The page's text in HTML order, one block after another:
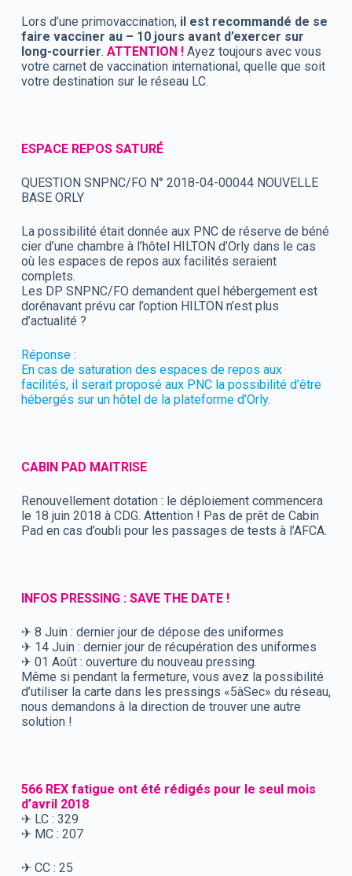
Lors d’une primovaccination, il est recommandé de se
faire vacciner au – 10 jours avant d’exercer sur
long-courrier. ATTENTION ! Ayez toujours avec vous
votre carnet de vaccination international, quelle que soit
votre destination sur le réseau LC.
ESPACE REPOS SATURÉ
QUESTION SNPNC/FO N° 2018-04-00044 NOUVELLE
BASE ORLY
La possibilité était donnée aux PNC de réserve de béné
cier d’une chambre à l’hôtel HILTON d’Orly dans le cas
où les espaces de repos aux facilités seraient
complets.
Les DP SNPNC/FO demandent quel hébergement est
dorénavant prévu car l’option HILTON n’est plus
d’actualité ?
Réponse :
En cas de saturation des espaces de repos aux
facilités, il serait proposé aux PNC la possibilité d’être
hébergés sur un hôtel de la plateforme d’Orly.
CABIN PAD MAITRISE
Renouvellement dotation : le déploiement commencera
le 18 juin 2018 à CDG. Attention ! Pas de prêt de Cabin
Pad en cas d’oubli pour les passages de tests à l’AFCA.
INFOS PRESSING : SAVE THE DATE !
✈ 8 Juin : dernier jour de dépose des uniformes
✈ 14 Juin : dernier jour de récupération des uniformes
✈ 01 Août : ouverture du nouveau pressing.
Même si pendant la fermeture, vous avez la possibilité
d’utiliser la carte dans les pressings «5àSec» du réseau,
nous demandons à la direction de trouver une autre
solution !
566 REX fatigue ont été rédigés pour le seul mois
d’avril 2018
✈ LC : 329
✈ MC : 207
✈ CC : 25